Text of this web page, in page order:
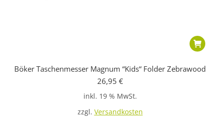
Böker Taschenmesser Magnum “Kids“ Folder Zebrawood
26,95 €
inkl. 19 % MwSt.
zzgl. Versandkosten